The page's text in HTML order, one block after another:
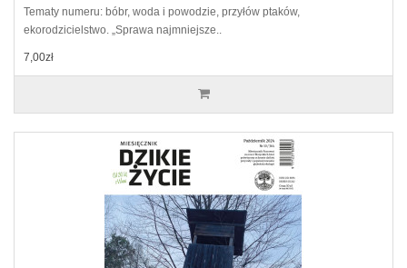
Tematy numeru: bóbr, woda i powodzie, przyłów ptaków,
ekorodzicielstwo. „Sprawa najmniejsze..
7,00zł